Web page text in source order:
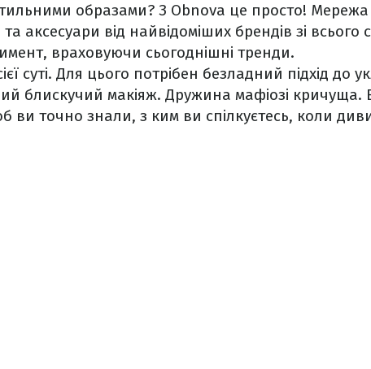
образами? З Obnova це просто! Мережа
аксесуари від найвідоміших брендів зі всього
враховуючи сьогоднішні тренди.
суті. Для цього потрібен безладний підхід до
блискучий макіяж. Дружина мафіозі кричуща.
ви точно знали, з ким ви спілкуєтесь, коли